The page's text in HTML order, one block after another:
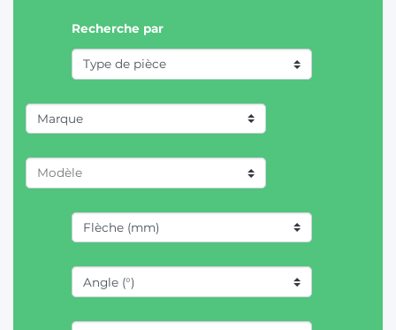
Recherche par
Marque
FENDT (1)
JOHN DEERE (5)